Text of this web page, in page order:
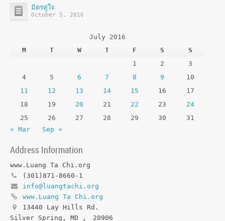
มิตรคู่ใจ
October 5, 2016
July 2016
M
T W T F S
S
1
2
3
4
5 6 7 8 9
10
11
12 13 14 15 16
17
18
19 20 21 22 23
24
25
26 27 28 29 30
31
« Mar
Sep »
Address Information
www.Luang Ta Chi.org
(301)871-8660-1
info@luangtachi.org
www.Luang Ta Chi.org
13440 Lay Hills Rd.
Silver Spring, MD , 20906